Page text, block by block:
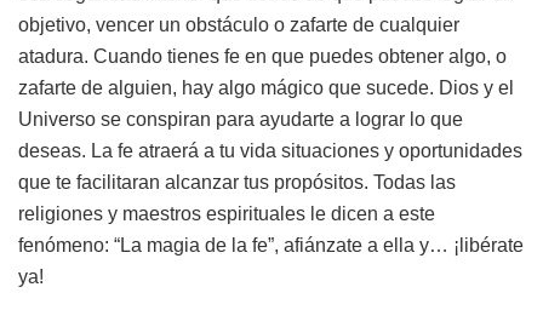
objetivo, vencer un obstáculo o zafarte de cualquier
atadura. Cuando tienes fe en que puedes obtener algo, o
zafarte de alguien, hay algo mágico que sucede. Dios y el
Universo se conspiran para ayudarte a lograr lo que
deseas. La fe atraerá a tu vida situaciones y oportunidades
que te facilitaran alcanzar tus propósitos. Todas las
religiones y maestros espirituales le dicen a este
fenómeno: “La magia de la fe”, afiánzate a ella y… ¡libérate
ya!